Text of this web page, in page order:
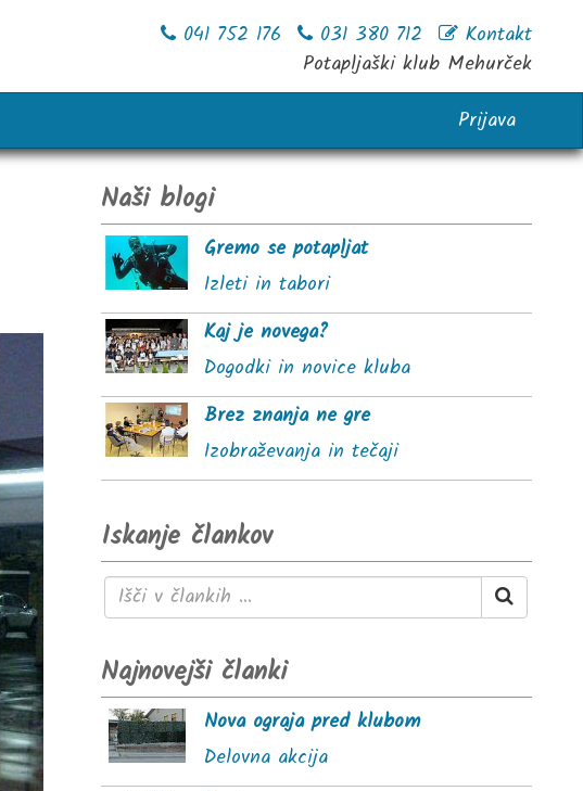
Kontakt
031 380 712
041 752 176
Potapljaški klub Mehurček
Prijava
Naši blogi
Gremo se potapljat
Izleti in tabori
Kaj je novega?
Dogodki in novice kluba
Brez znanja ne gre
Izobraževanja in tečaji
Iskanje člankov
Najnovejši članki
Nova ograja pred klubom
Delovna akcija